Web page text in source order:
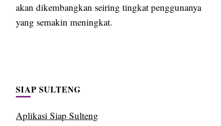
akan dikembangkan seiring tingkat penggunanya
yang semakin meningkat.
SIAP SULTENG
Aplikasi Siap Sulteng